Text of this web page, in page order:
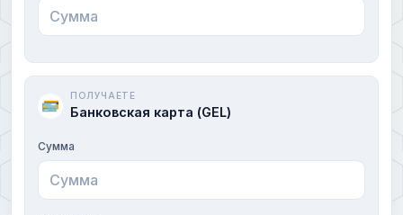
ПОЛУЧАЕТЕ
Банковская карта (GEL)
Сумма